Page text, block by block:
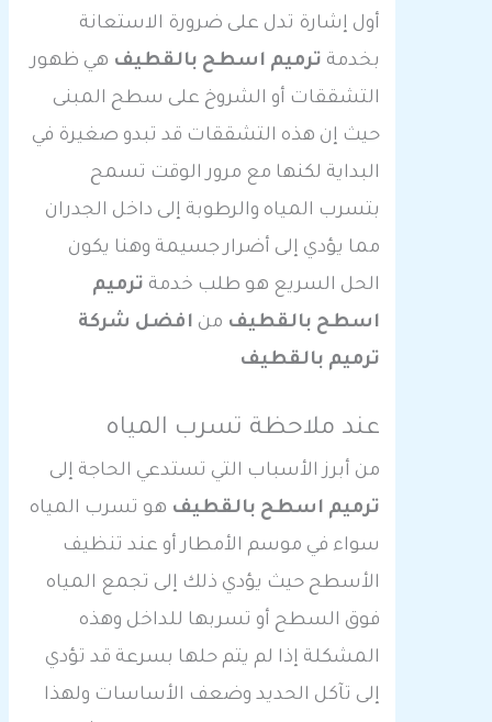
أول إشارة تدل على ضرورة الاستعانة
بخدمةترميم اسطح بالقطيفهي ظهور
التشققات أو الشروخ على سطح المبنى
حيث إن هذه التشققات قد تبدو صغيرة في
البداية لكنها مع مرور الوقت تسمح
بتسرب المياه والرطوبة إلى داخل الجدران
مما يؤدي إلى أضرار جسيمة وهنا يكون
الحل السريع هو طلب خدمةترميم
اسطح بالقطيفمن افضل شركة
ترميم بالقطيف
عند ملاحظة تسرب المياه
من أبرز الأسباب التي تستدعي الحاجة إلى
ترميم اسطح بالقطيفهو تسرب المياه
سواء في موسم الأمطار أو عند تنظيف
الأسطح حيث يؤدي ذلك إلى تجمع المياه
فوق السطح أو تسربها للداخل وهذه
المشكلة إذا لم يتم حلها بسرعة قد تؤدي
إلى تآكل الحديد وضعف الأساسات ولهذا